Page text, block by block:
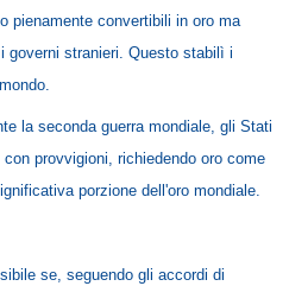
pienamente convertibili in oro ma
governi stranieri. Questo stabilì i
la seconda guerra mondiale, gli Stati
provvigioni, richiedendo oro come
porzione dell'oro mondiale.
se, seguendo gli accordi di